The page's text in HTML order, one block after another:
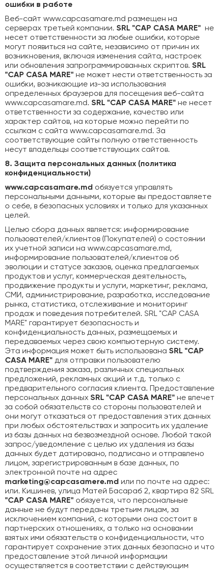
ошибки в работе
Веб-сайт www.capcasamare.md размещен на
серверах третьей компании. SRL "CAP CASA MARE" не
несет ответственности за любые ошибки, которые
могут появиться на сайте, независимо от причин их
возникновения, включая изменения сайта, настроек
или обновления запрограммированных скриптов. SRL
"CAP CASA MARE" не может нести ответственность за
ошибки, возникающие из-за использования
определенных браузеров для посещения веб-сайта
www.capcasamare.md. SRL "CAP CASA MARE" не несет
ответственности за содержание, качество или
характер сайтов, на которые можно перейти по
ссылкам с сайта www.capcasamare.md. За
соответствующие сайты полную ответственность
несут владельцы соответствующих сайтов.
8. Защита персональных данных (политика
конфиденциальности)
www.capcasamare.md обязуется управлять
персональными данными, которые вы предоставляете
о себе, в безопасных условиях и только для указанных
целей.
Целью сбора данных является: информирование
пользователей/клиентов (Покупателей) о состоянии
их учетной записи на www.capcasamare.md,
информирование пользователей/клиентов об
эволюции и статусе заказов, оценка предлагаемых
продуктов и услуг, коммерческая деятельность,
продвижение продукты и услуги, маркетинг, реклама,
СМИ, администрирование, разработка, исследование
рынка, статистика, отслеживание и мониторинг
продаж и поведения потребителей. SRL "CAP CASA
MARE" гарантирует безопасность и
конфиденциальность данных, размещаемых и
передаваемых через свою компьютерную систему.
Эта информация может быть использована SRL "CAP
CASA MARE" для отправки пользователю
подтверждения заказа, различных специальных
предложений, рекламных акций и т.д. только с
предварительного согласия клиента. Предоставление
персональных данных SRL "CAP CASA MARE" не влечет
за собой обязательств со стороны пользователей и
они могут отказаться от предоставления этих данных
при любых обстоятельствах и запросить их удаление
из базы данных на безвозмездной основе. Любой такой
запрос/уведомление с целью их удаления из базы
данных будет датировано, подписано и отправлено
лицом, зарегистрированным в базе данных, по
электронной почте на адрес
marketing@capcasamere.md или по почте на адрес:
или. Кишинев, улица Матей Басараб 2, квартира 82 SRL
"CAP CASA MARE" обязуется, что персональные
данные не будут переданы третьим лицам, за
исключением компаний, с которыми она состоит в
партнерских отношениях, а только на основании
взятых ими обязательств о конфиденциальности, что
гарантирует сохранение этих данных безопасно и что
предоставление этой личной информации
осуществляется в соответствии с действующим